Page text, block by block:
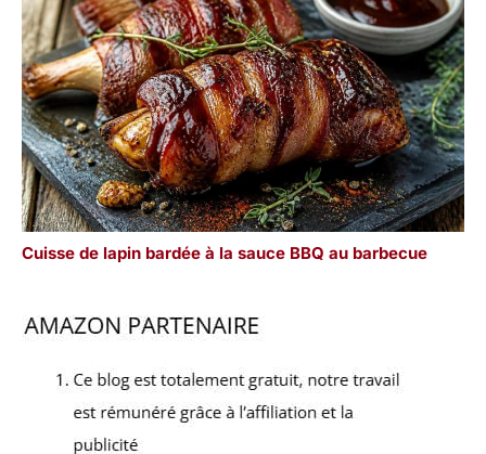
Cuisse de lapin bardée à la sauce BBQ au barbecue